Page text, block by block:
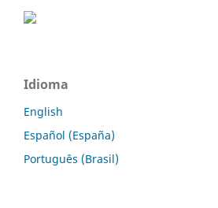
Idioma
English
Español (España)
Português (Brasil)